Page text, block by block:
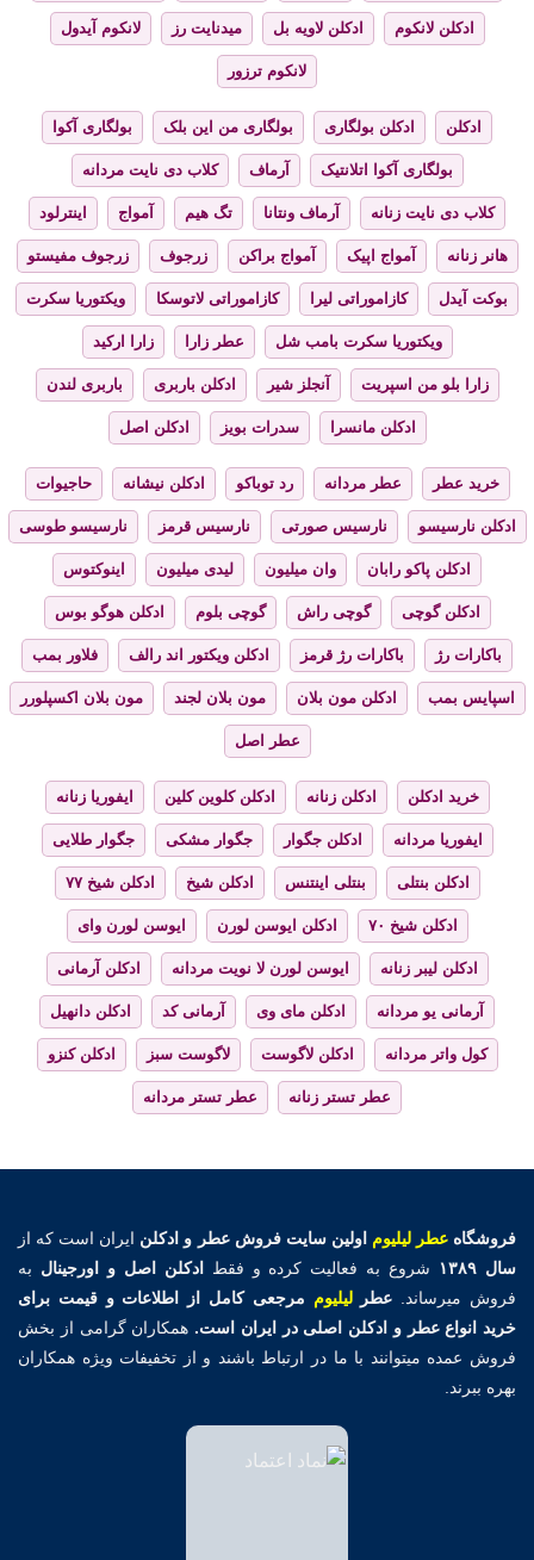
ادکلن لانکوم ادکلن لاویه بل میدنایت رز لانکوم آیدول
لانکوم ترزور
ادکلن ادکلن بولگاری بولگاری من این بلک بولگاری آکوا
بولگاری آکوا اتلانتیک آرماف کلاب دی نایت مردانه
کلاب دی نایت زنانه آرماف ونتانا تگ هیم آمواج اینترلود
هانر زنانه آمواج اپیک آمواج براکن زرجوف زرجوف مفیستو
بوکت آیدل کازاموراتی لیرا کازاموراتی لاتوسکا ویکتوریا سکرت
ویکتوریا سکرت بامب شل عطر زارا زارا ارکید
زارا بلو من اسپریت آنجلز شیر ادکلن باربری باربری لندن
ادکلن مانسرا سدرات بویز ادکلن اصل
خرید عطر عطر مردانه رد توباکو ادکلن نیشانه حاجیوات
ادکلن نارسیسو نارسیس صورتی نارسیس قرمز نارسیسو طوسی
ادکلن پاکو رابان وان میلیون لیدی میلیون اینوکتوس
ادکلن گوچی گوچی راش گوچی بلوم ادکلن هوگو بوس
باکارات رژ باکارات رژ قرمز ادکلن ویکتور اند رالف فلاور بمب
اسپایس بمب ادکلن مون بلان مون بلان لجند مون بلان اکسپلورر
عطر اصل
خرید ادکلن ادکلن زنانه ادکلن کلوین کلین ایفوریا زنانه
ایفوریا مردانه ادکلن جگوار جگوار مشکی جگوار طلایی
ادکلن بنتلی بنتلی اینتنس ادکلن شیخ ادکلن شیخ ۷۷
ادکلن شیخ ۷۰ ادکلن ایوسن لورن ایوسن لورن وای
ادکلن لیبر زنانه ایوسن لورن لا نویت مردانه ادکلن آرمانی
آرمانی یو مردانه ادکلن مای وی آرمانی کد ادکلن دانهیل
کول واتر مردانه ادکلن لاگوست لاگوست سبز ادکلن کنزو
عطر تستر زنانه عطر تستر مردانه
فروشگاهعطر لیلیوم اولین سایت فروش عطر و ادکلن ایران است که از
سال ۱۳۸۹
شروع به فعالیت کرده و فقط ادکلن اصل و اورجینال به
فروش میرساند. عطرلیلیوم مرجعی کامل از اطلاعات و قیمت برای
خرید انواع عطر و ادکلن اصلی در ایران است. همکاران گرامی از بخش
فروش عمده میتوانند با ما در ارتباط باشند و از تخفیفات ویژه همکاران
بهره ببرند.